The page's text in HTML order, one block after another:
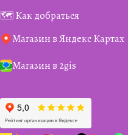
🗺️ Как добраться
Магазин в Яндекс Картах
Магазин в 2gis